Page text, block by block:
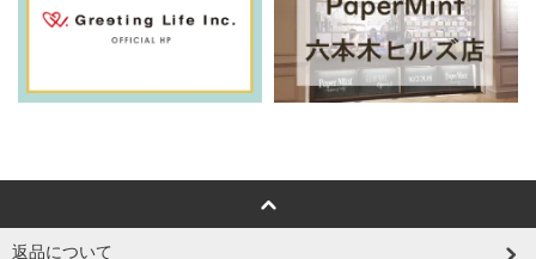
返品について